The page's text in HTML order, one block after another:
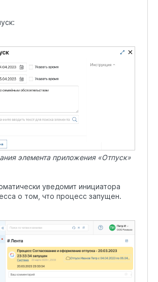
элемента приложения «Отпуск»
уведомит инициатора
о том, что процесс запущен.